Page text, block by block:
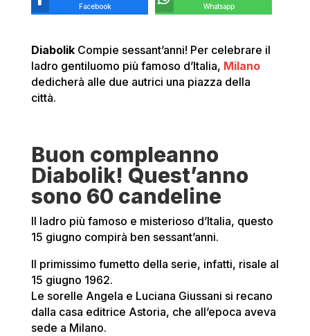
Facebook
Whatsapp
Diabolik Compie sessant’anni! Per celebrare il
ladro gentiluomo più famoso d’Italia, Milano
dedicherà alle due autrici una piazza della
città.
Buon compleanno
Diabolik! Quest’anno
sono 60 candeline
Il ladro più famoso e misterioso d’Italia, questo
15 giugno compirà ben sessant’anni.
Il primissimo fumetto della serie, infatti, risale al
15 giugno 1962.
Le sorelle Angela e Luciana Giussani si recano
dalla casa editrice Astoria, che all’epoca aveva
sede a Milano.